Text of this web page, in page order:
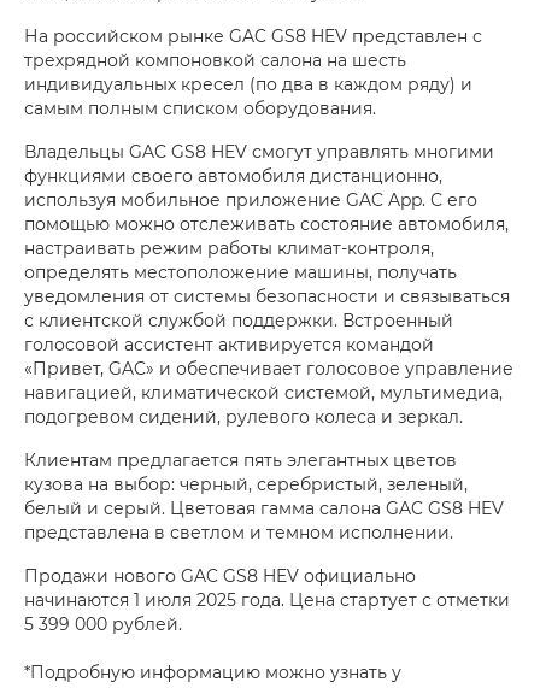
На российском рынке GAC GS8 HEV представлен с
трехрядной компоновкой салона на шесть
индивидуальных кресел (по два в каждом ряду) и
самым полным списком оборудования.
Владельцы GAC GS8 HEV смогут управлять многими
функциями своего автомобиля дистанционно,
используя мобильное приложение GAC App. С его
помощью можно отслеживать состояние автомобиля,
настраивать режим работы климат-контроля,
определять местоположение машины, получать
уведомления от системы безопасности и связываться
с клиентской службой поддержки. Встроенный
голосовой ассистент активируется командой
«Привет, GAC» и обеспечивает голосовое управление
навигацией, климатической системой, мультимедиа,
подогревом сидений, рулевого колеса и зеркал.
Клиентам предлагается пять элегантных цветов
кузова на выбор: черный, серебристый, зеленый,
белый и серый. Цветовая гамма салона GAC GS8 HEV
представлена в светлом и темном исполнении.
Продажи нового GAC GS8 HEV официально
начинаются 1 июля 2025 года. Цена стартует с отметки
5 399 000 рублей.
*Подробную информацию можно узнать у